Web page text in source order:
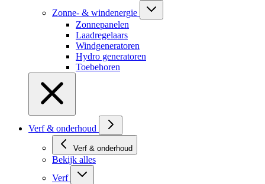
Zonne- & windenergie
Zonnepanelen
Laadregelaars
Windgeneratoren
Hydro generatoren
Toebehoren
Verf & onderhoud
Verf & onderhoud
Bekijk alles
Verf